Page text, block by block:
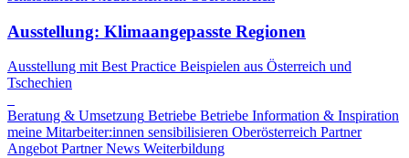
Ausstellung: Klimaangepasste Regionen
Ausstellung mit Best Practice Beispielen aus Österreich und
Tschechien
Beratung & Umsetzung Betriebe Betriebe Information & Inspiration
meine Mitarbeiter:innen sensibilisieren Oberösterreich Partner
Angebot Partner News Weiterbildung